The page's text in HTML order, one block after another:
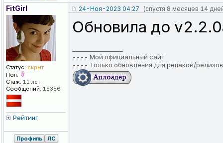
FitGirl
Статус: скрыт
Пол:
Стаж: 11 лет
Сообщений: 15356
Рейтинг
24-Ноя-2023 04:27 (спустя 8 месяцев 14
Обновила до
---- Мой официальный сайт
---- Только обновления для репаков/релизов
Профиль ЛС